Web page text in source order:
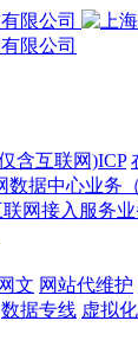
含互联网)ICP
数据中心业务
网接入服务业
文 网站代维护
数据专线 虚拟化